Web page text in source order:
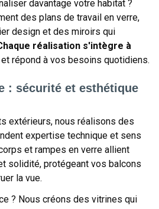
davantage votre habitat ?
des plans de travail en verre,
design et des miroirs qui
réalisation s'intègre à
et répond à vos besoins quotidiens.
: sécurité et esthétique
extérieurs, nous réalisons des
expertise technique et sens
et rampes en verre allient
solidité, protégeant vos balcons
la vue.
? Nous créons des vitrines qui